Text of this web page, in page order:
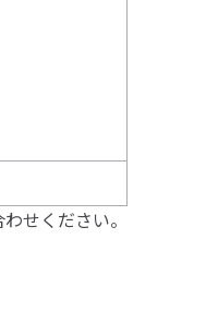
せください。